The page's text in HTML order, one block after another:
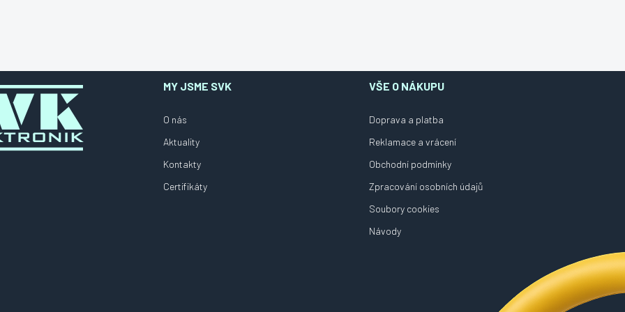
MY JSME SVK
O nás
Aktuality
Kontakty
Certifikáty
VŠE O NÁKUPU
Doprava a platba
Reklamace a vrácení
Obchodní podmínky
Zpracování osobních údajů
Soubory cookies
Návody